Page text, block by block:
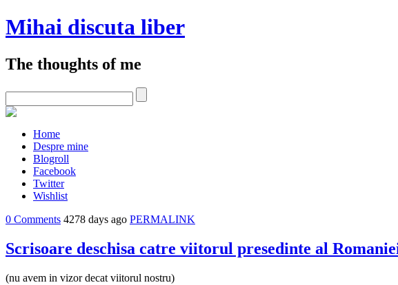
Mihai discuta liber
The thoughts of me
Home
Despre mine
Blogroll
Facebook
Twitter
Wishlist
0 Comments 4278 days ago PERMALINK
Scrisoare deschisa catre viitorul presedinte al
(nu avem in vizor decat viitorul nostru)